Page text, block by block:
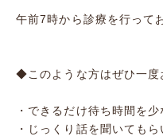
午前7時から診療を行って
◆このような方はぜひ一
・できるだけ待ち時間を
・じっくり話を聞いても